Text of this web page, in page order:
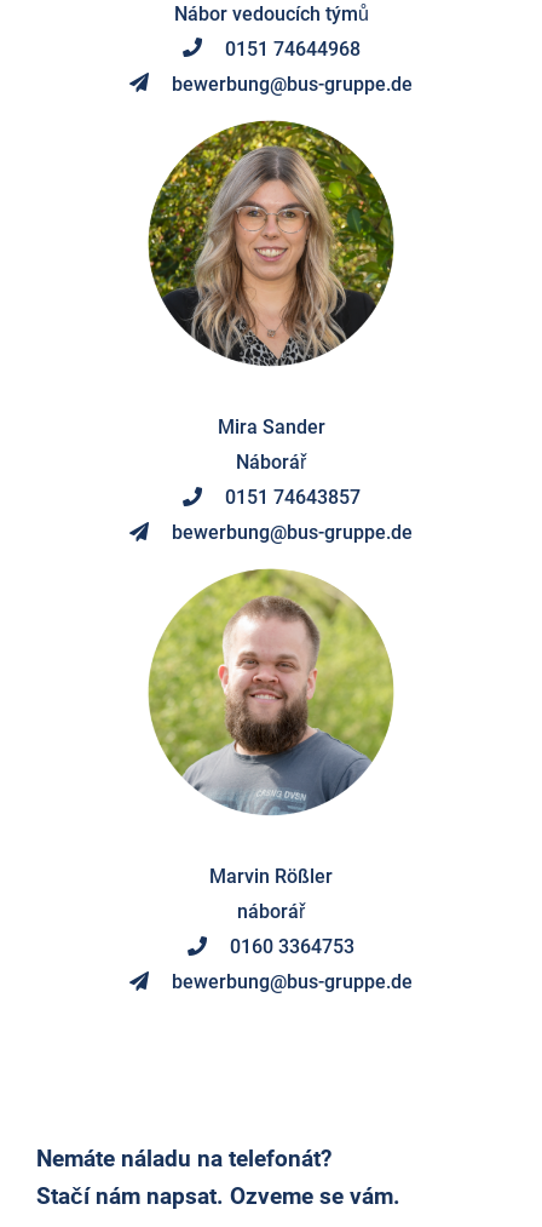
Nábor vedoucích týmů
0151 74644968
bewerbung@bus-gruppe.de
Mira Sander
Náborář
0151 74643857
bewerbung@bus-gruppe.de
Marvin Rößler
náborář
0160 3364753
bewerbung@bus-gruppe.de
Nemáte náladu na telefonát?
Stačí nám napsat. Ozveme se vám.